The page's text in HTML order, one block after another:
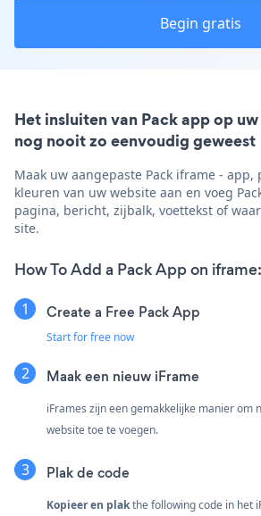
Begin gratis
Het insluiten van Pack app op
nog nooit zo eenvoudig geweest
Maak uw aangepaste Pack iframe - app,
kleuren van uw website aan en voeg
pagina, bericht, zijbalk, voettekst of
site.
How To Add a Pack App on iframe:
Create a Free Pack App
Start for free now
Maak een nieuw iFrame
iFrames zijn een gemakkelijke manier om
website toe te voegen.
Plak de code
Kopieer en plakthe following code in het